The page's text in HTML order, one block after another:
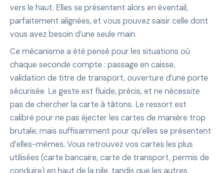
vers le haut. Elles se présentent alors en éventail,
parfaitement alignées, et vous pouvez saisir celle dont
vous avez besoin d’une seule main.
Ce mécanisme a été pensé pour les situations où
chaque seconde compte : passage en caisse,
validation de titre de transport, ouverture d’une porte
sécurisée. Le geste est fluide, précis, et ne nécessite
pas de chercher la carte à tâtons. Le ressort est
calibré pour ne pas éjecter les cartes de manière trop
brutale, mais suffisamment pour qu’elles se présentent
d’elles-mêmes. Vous retrouvez vos cartes les plus
utilisées (carte bancaire, carte de transport, permis de
conduire) en haut de la pile, tandis que les autres